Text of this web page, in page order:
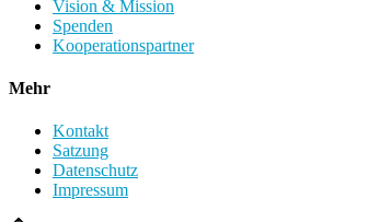
Vision & Mission
Spenden
Kooperationspartner
Mehr
Kontakt
Satzung
Datenschutz
Impressum